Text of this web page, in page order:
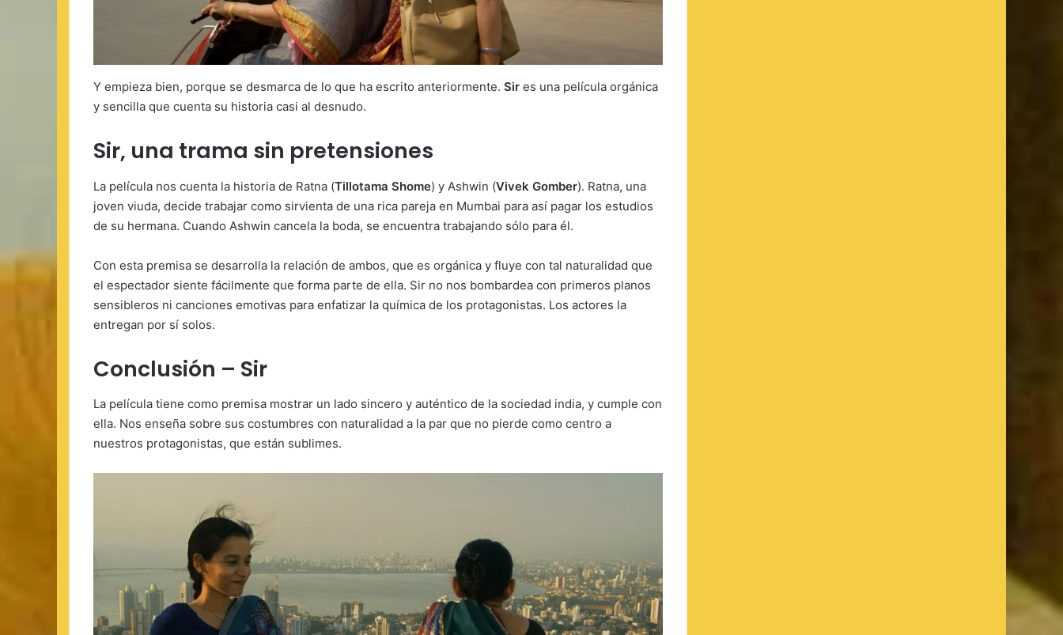
Y empieza bien, porque se desmarca de lo que ha escrito anteriormente. Sir es una película orgánica
y sencilla que cuenta su historia casi al desnudo.
Sir, una trama sin pretensiones
La película nos cuenta la historia de Ratna (Tillotama Shome) y Ashwin (Vivek Gomber). Ratna, una
joven viuda, decide trabajar como sirvienta de una rica pareja en Mumbai para así pagar los estudios
de su hermana. Cuando Ashwin cancela la boda, se encuentra trabajando sólo para él.
Con esta premisa se desarrolla la relación de ambos, que es orgánica y fluye con tal naturalidad que
el espectador siente fácilmente que forma parte de ella. Sir no nos bombardea con primeros planos
sensibleros ni canciones emotivas para enfatizar la química de los protagonistas. Los actores la
entregan por sí solos.
Conclusión – Sir
La película tiene como premisa mostrar un lado sincero y auténtico de la sociedad india, y cumple con
ella. Nos enseña sobre sus costumbres con naturalidad a la par que no pierde como centro a
nuestros protagonistas, que están sublimes.